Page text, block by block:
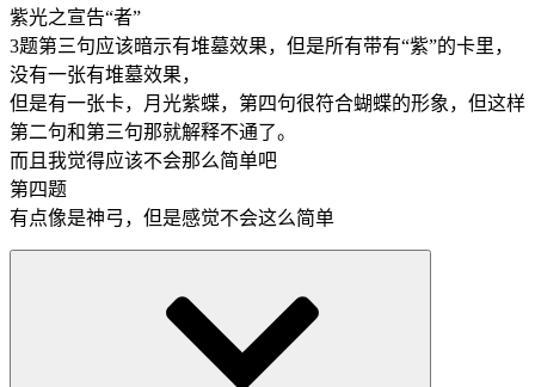
紫光之宣告“者”
3题第三句应该暗示有堆墓效果，但是所有带有“紫”的卡里，
没有一张有堆墓效果，
但是有一张卡，月光紫蝶，第四句很符合蝴蝶的形象，但这样
第二句和第三句那就解释不通了。
而且我觉得应该不会那么简单吧
第四题
有点像是神弓，但是感觉不会这么简单